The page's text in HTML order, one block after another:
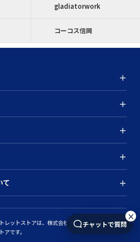
gladiatorwork
コーコス信岡
て
レットストアは、株式会社コーコス信岡が運営す
です。
チャットで質問
×